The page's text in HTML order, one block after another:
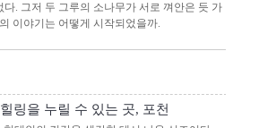
. 그저 두 그루의 소나무가 서로 껴안은 듯 가
이야기는 어떻게 시작되었을까.
링을 누릴 수 있는 곳, 포천